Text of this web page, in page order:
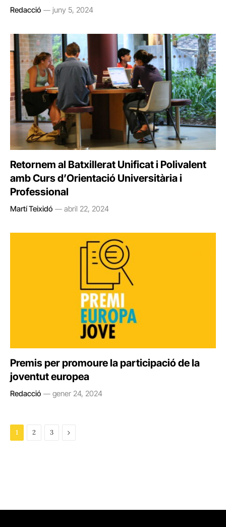
Redacció juny 5, 2024
Retornem al Batxillerat Unificat i Polivalent
amb Curs d’Orientació Universitària i
Professional
Martí Teixidó abril 22, 2024
Premis per promoure la participació de la
joventut europea
Redacció gener 24, 2024
1 2 3 Next